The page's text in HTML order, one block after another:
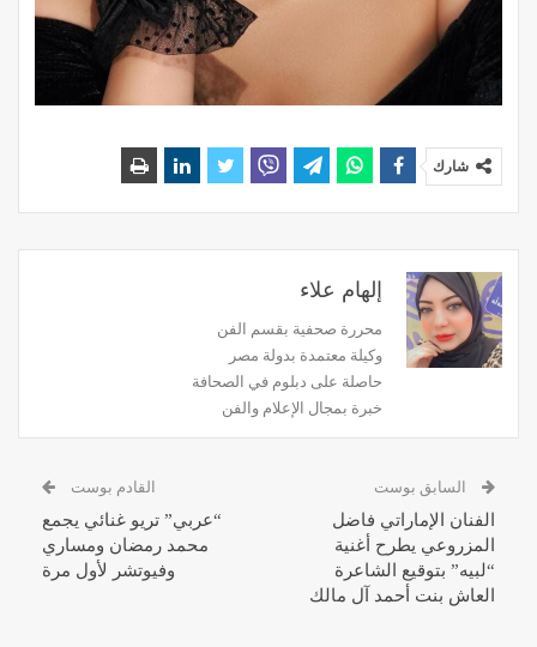
شارك
إلهام علاء
محررة صحفية بقسم الفن
وكيلة معتمدة بدولة مصر
حاصلة على دبلوم في الصحافة
خبرة بمجال الإعلام والفن
السابق بوست
الفنان الإماراتي فاضل
المزروعي يطرح أغنية
“لبيه” بتوقيع الشاعرة
العاش بنت أحمد آل مالك
القادم بوست
“عربي” تريو غنائي يجمع
محمد رمضان ومساري
وفيوتشر لأول مرة